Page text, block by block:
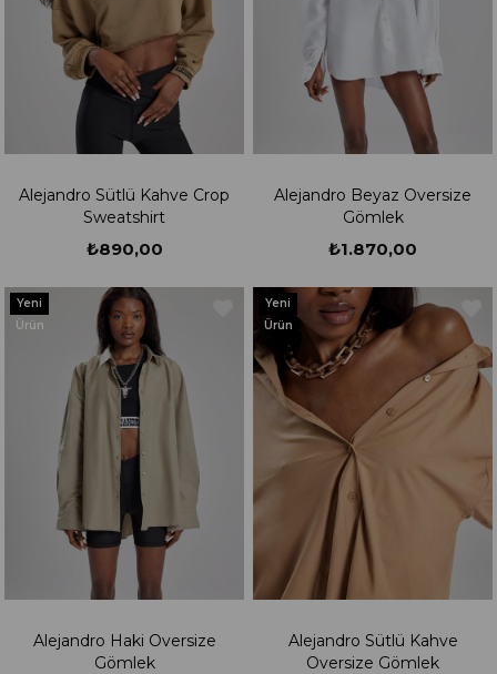
Alejandro Sütlü Kahve Crop
Sweatshirt
₺890,00
Alejandro Beyaz Oversize
Gömlek
₺1.870,00
Alejandro Haki Oversize
Gömlek
Yeni
Ürün
Alejandro Sütlü Kahve
Oversize Gömlek
Yeni
Ürün